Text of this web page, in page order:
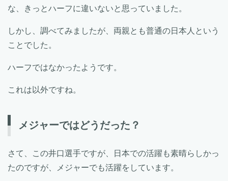
な、きっとハーフに違いないと思っていました。
しかし、調べてみましたが、両親とも普通の日本人という
ことでした。
ハーフではなかったようです。
これは以外ですね。
メジャーではどうだった？
さて、この井口選手ですが、日本での活躍も素晴らしかっ
たのですが、メジャーでも活躍をしています。